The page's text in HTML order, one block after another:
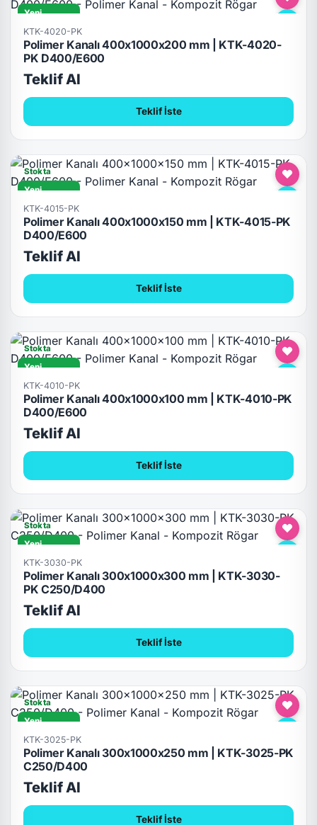
Yeni
D400/E600
KTK-4020-PK
Polimer Kanalı 400x1000x200 mm | KTK-4020-
PK D400/E600
Teklif Al
Teklif İste
Stokta
Yeni
D400/E600
KTK-4015-PK
Polimer Kanalı 400x1000x150 mm | KTK-4015-PK
D400/E600
Teklif Al
Teklif İste
Stokta
Yeni
D400/E600
KTK-4010-PK
Polimer Kanalı 400x1000x100 mm | KTK-4010-PK
D400/E600
Teklif Al
Teklif İste
Stokta
Yeni
C250/D400
KTK-3030-PK
Polimer Kanalı 300x1000x300 mm | KTK-3030-
PK C250/D400
Teklif Al
Teklif İste
Stokta
Yeni
C250/D400
KTK-3025-PK
Polimer Kanalı 300x1000x250 mm | KTK-3025-PK
C250/D400
Teklif Al
Teklif İste